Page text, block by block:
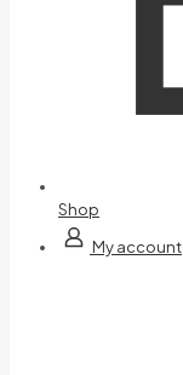
Shop
My account